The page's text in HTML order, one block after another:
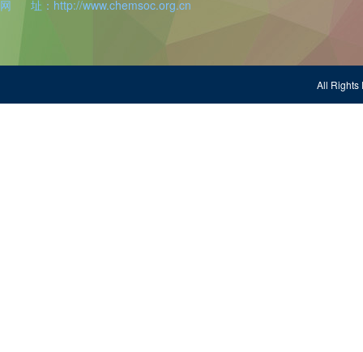
网 址：http://www.chemsoc.org.cn
All Rights